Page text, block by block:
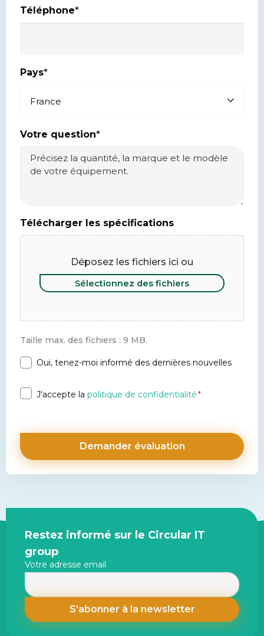
Téléphone*
Pays*
Votre question*
Télécharger les spécifications
Déposez les fichiers ici ou
Sélectionnez des fichiers
Taille max. des fichiers : 9 MB.
Newsletter
Oui, tenez-moi informé des dernières nouvelles
Privacy
J'accepte la politique de confidentialité*
Site
footer
Restez informé sur le Circular IT
group
Votre adresse email